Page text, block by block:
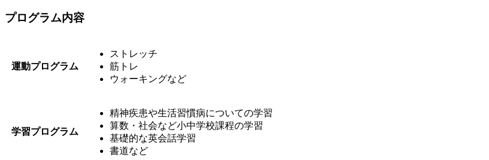
プログラム内容
運動プログラム
ストレッチ
筋トレ
ウォーキングなど
学習プログラム
精神疾患や生活習慣病についての学習
算数・社会など小中学校課程の学習
基礎的な英会話学習
書道など